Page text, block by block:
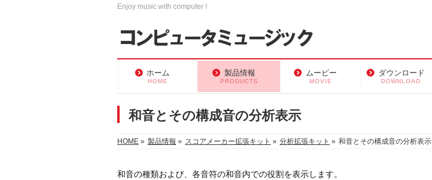
Enjoy music with computer !
ホーム
HOME
製品情報
PRODUCTS
ムービー
MOVIE
ダウンロード
DOWNLOAD
和音とその構成音の分析表示
HOME » 製品情報 » スコアメーカー拡張キット » 分析拡張キット » 和音とその構成音の分析表示
和音の種類および、各音符の和音内での役割を表示します。